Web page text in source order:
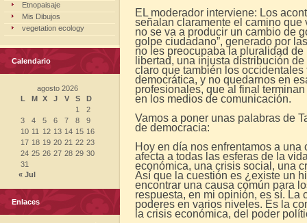
Etnopaisaje
Mis Dibujos
vegetation ecology
Calendario
agosto 2026
L
M X J V S
D
1
2
3
4 5 6 7 8
9
10 11 12 13 14 15 16
17 18 19 20 21 22 23
24 25 26 27 28 29 30
31
« Jul
Enlaces
EL moderador interviene: Los
señalan claramente el camino
no se va a producir un cambio de
golpe ciudadano”, generado por
no les preocupaba la pluralidad
libertad, una injusta distribución
claro que también los
democrática, y no quedarnos en
profesionales, que al final
en los medios de comunicación.
Vamos a poner unas palabras de
de democracia:
Hoy en día nos enfrentamos a
afecta a todas las esferas de la
económica, una crisis social, una
Así que la cuestión es ¿existe un
encontrar una causa común para
respuesta, en mi opinión, es sí. La
poderes en varios niveles. Es la
la crisis económica, del poder